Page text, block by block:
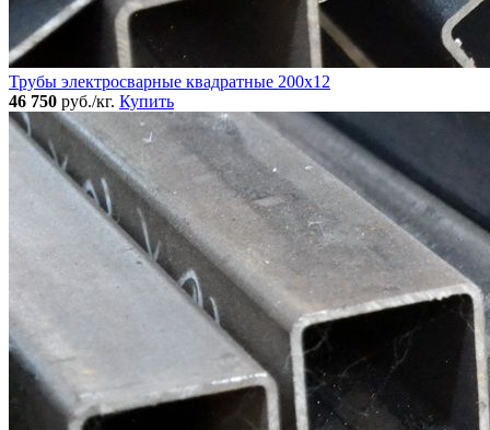
Трубы электросварные квадратные 200x12
46 750 руб./кг. Купить